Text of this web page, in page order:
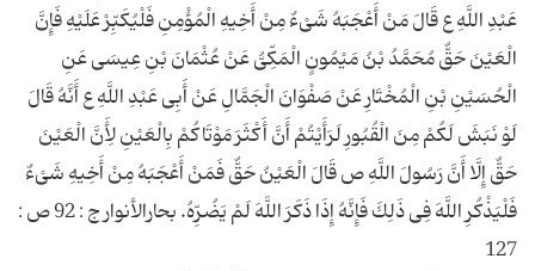
عَبْدِ اللَّهِ ع قَالَ مَنْ أَعْجَبَهُ شَیْ‏ءٌ مِنْ أَخِیهِ الْمُؤْمِنِ فَلْیُكَبِّرْ عَلَیْهِ فَإِنَّ
الْعَیْنَ حَقٌّ مُحَمَّدُ بْنُ مَیْمُونٍ الْمَكِّیُّ عَنْ عُثْمَانَ بْنِ عِیسَى عَنِ
الْحُسَیْنِ بْنِ الْمُخْتَارِ عَنْ صَفْوَانَ الْجَمَّالِ عَنْ أَبِی عَبْدِ اللَّهِ ع أَنَّهُ قَالَ
لَوْ نَبَشَ لَكُمْ مِنَ الْقُبُورِ لَرَأَیْتُمْ أَنَّ أَكْثَرَ مَوْتَاكُمْ بِالْعَیْنِ لِأَنَّ الْعَیْنَ
حَقٌّ إِلَّا أَنَّ رَسُولَ اللَّهِ ص قَالَ الْعَیْنُ حَقٌّ فَمَنْ أَعْجَبَهُ مِنْ أَخِیهِ شَیْ‏ءٌ
فَلْیَذْكُرِ اللَّهَ فِی ذَلِكَ فَإِنَّهُ إِذَا ذَكَرَ اللَّهَ لَمْ یَضُرِّهُ. بحارالأنوار ج : 92 ص :